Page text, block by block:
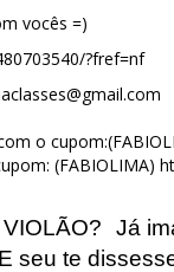
vocês =)
?fref=nf
o
(FABIOLIMA)
Já
E seu te